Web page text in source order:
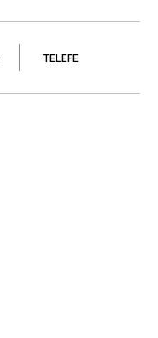
TELEFE